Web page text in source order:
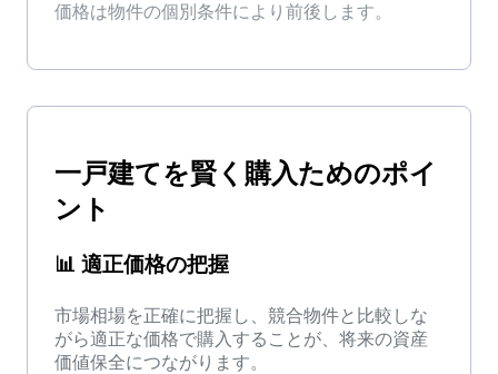
価格は物件の個別条件により前後します。
一戸建てを賢く購入ためのポイ
ント
📊 適正価格の把握
市場相場を正確に把握し、競合物件と比較しな
がら適正な価格で購入することが、将来の資産
価値保全につながります。